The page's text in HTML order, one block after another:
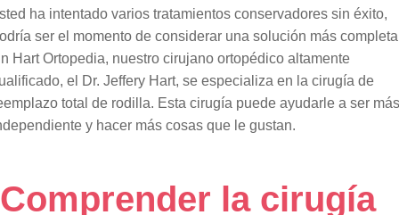
ha intentado varios tratamientos conservadores sin éxito,
ser el momento de considerar una solución más
Hart Ortopedia, nuestro cirujano ortopédico altamente
el Dr. Jeffery Hart, se especializa en la cirugía de
total de rodilla. Esta cirugía puede ayudarle a ser más
y hacer más cosas que le gustan.
Comprender la cirugía